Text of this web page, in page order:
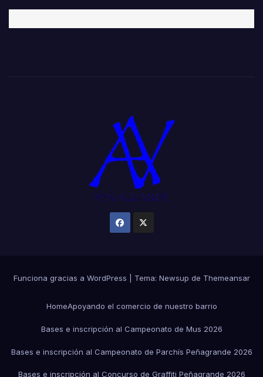
Funciona gracias a WordPress Tema: Newsup de Themeansar
HomeApoyando el comercio de nuestro barrio
Bases e inscripción al Campeonato de Mus 2026
Bases e inscripción al Campeonato de Parchís Peñagrande 2026
Bases e inscripción al Concurso de Graffiti Peñagrande 2026